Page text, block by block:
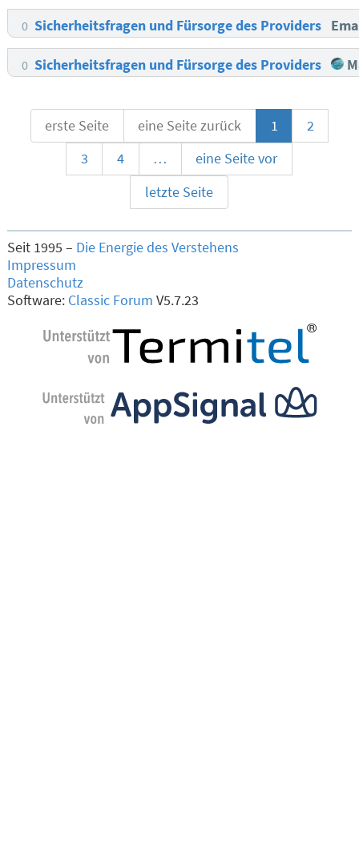
0 Sicherheitsfragen und Fürsorge des Providers
0 Sicherheitsfragen und Fürsorge des Providers
erste Seite eine Seite zurück 1
2
3
4 …
eine Seite vor
letzte Seite
Seit 1995 – Die Energie des Verstehens
Impressum
Datenschutz
Software: Classic Forum V5.7.23